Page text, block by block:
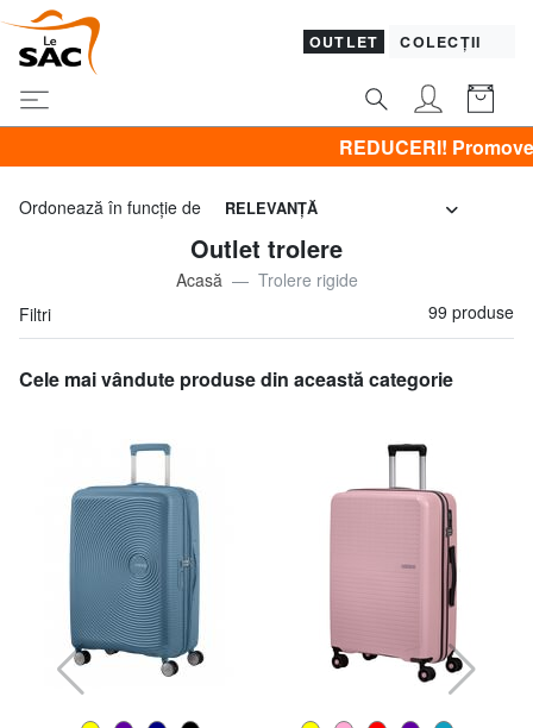
OUTLET COLECȚII
REDUCERI! Promovez CLOTHING all -
Ordonează în funcţie de RELEVANŢĂ
Outlet trolere
Acasă
Trolere rigide
Filtri
99 produse
Cele mai vândute produse din această categorie